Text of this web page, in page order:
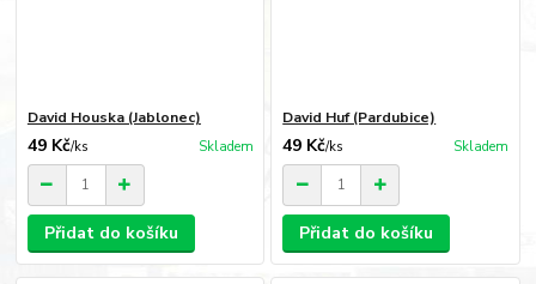
David Houska (Jablonec)
49 Kč/ks Skladem
Přidat do košíku
David Huf (Pardubice)
49 Kč/ks Skladem
Přidat do košíku